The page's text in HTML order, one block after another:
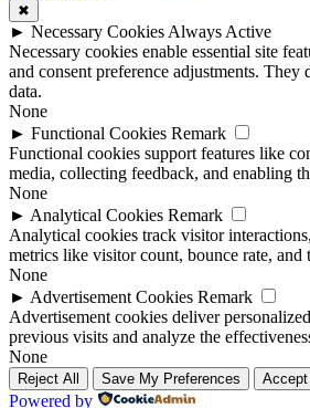
✖
► Necessary Cookies Always Active
Necessary cookies enable essential site
and consent preference adjustments. They
data.
None
► Functional Cookies Remark
Functional cookies support features like
media, collecting feedback, and enabling
None
► Analytical Cookies Remark
Analytical cookies track visitor
metrics like visitor count, bounce rate, and
None
► Advertisement Cookies Remark
Advertisement cookies deliver
previous visits and analyze the
None
Reject All Save My Preferences
Powered by